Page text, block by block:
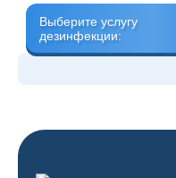
Выберите услугу
дезинфекции: